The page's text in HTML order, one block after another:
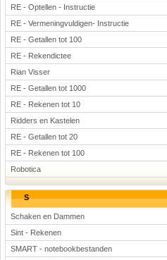
RE - Optellen - Instructie
RE - Vermeningvuldigen- Instructie
RE - Getallen tot 100
RE - Rekendictee
Rian Visser
RE - Getallen tot 1000
RE - Rekenen tot 10
Ridders en Kastelen
RE - Getallen tot 20
RE - Rekenen tot 100
Robotica
S
Schaken en Dammen
Sint - Rekenen
SMART - notebookbestanden